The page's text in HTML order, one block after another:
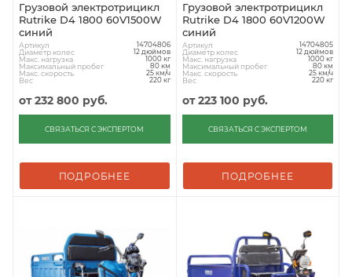
Грузовой электротрицикл
Rutrike D4 1800 60V1500W
синий
Артикул 14704806
Диаметр колес 12 дюймов
Макс. нагрузка 1000 кг
Максимальный пробег 80 км
Макс. скорость 25 км/ч
Вес 220 кг
от232 800 руб.
СВЯЗАТЬСЯ С ЭКСПЕРТОМ
ПОДРОБНЕЕ
Грузовой электротрицикл
Rutrike D4 1800 60V1200W
синий
Артикул 14704805
Диаметр колес 12 дюймов
Макс. нагрузка 1000 кг
Максимальный пробег 80 км
Макс. скорость 25 км/ч
Вес 220 кг
от223 100 руб.
СВЯЗАТЬСЯ С ЭКСПЕРТОМ
ПОДРОБНЕЕ